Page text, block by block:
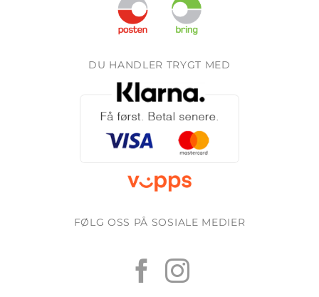
DU HANDLER TRYGT MED
FØLG OSS PÅ SOSIALE MEDIER